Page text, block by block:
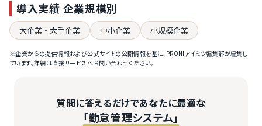
導入実績 企業規模別
大企業・大手企業 中小企業 小規模企業
※企業からの提供情報および公式サイトの公開情報を基に、PRONIアイミツ編集部が編集し
ています。詳細は直接サービスへお問い合わせください。
質問に答えるだけであなたに最適な
「勤怠管理システム」